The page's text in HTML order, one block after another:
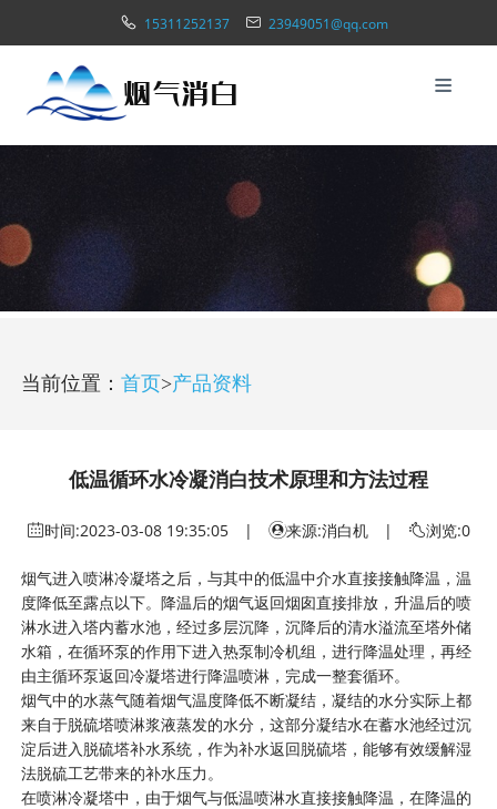
15311252137 23949051@qq.com
当前位置：首页>产品资料
低温循环水冷凝消白技术原理和方法过程
时间:2023-03-08 19:35:05 | 来源:消白机 | 浏览:0
烟气进入喷淋冷凝塔之后，与其中的低温中介水直接接触降温，温
度降低至露点以下。降温后的烟气返回烟囱直接排放，升温后的喷
淋水进入塔内蓄水池，经过多层沉降，沉降后的清水溢流至塔外储
水箱，在循环泵的作用下进入热泵制冷机组，进行降温处理，再经
由主循环泵返回冷凝塔进行降温喷淋，完成一整套循环。
烟气中的水蒸气随着烟气温度降低不断凝结，凝结的水分实际上都
来自于脱硫塔喷淋浆液蒸发的水分，这部分凝结水在蓄水池经过沉
淀后进入脱硫塔补水系统，作为补水返回脱硫塔，能够有效缓解湿
法脱硫工艺带来的补水压力。
在喷淋冷凝塔中，由于烟气与低温喷淋水直接接触降温，在降温的